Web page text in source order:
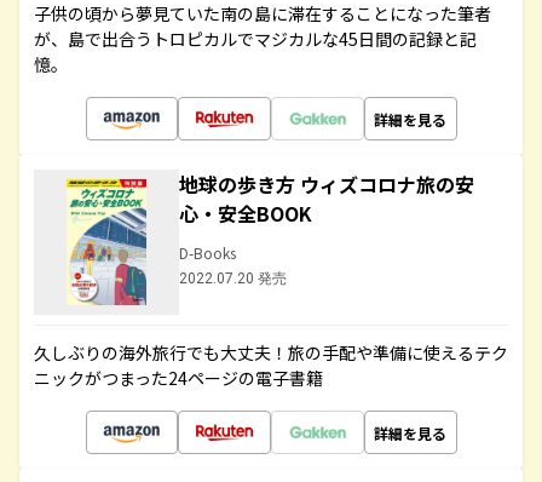
子供の頃から夢見ていた南の島に滞在することになった筆者
が、島で出合うトロピカルでマジカルな45日間の記録と記
憶。
詳細を見る
地球の歩き方 ウィズコロナ旅の安
心・安全BOOK
D-Books
2022.07.20 発売
久しぶりの海外旅行でも大丈夫！旅の手配や準備に使えるテク
ニックがつまった24ページの電子書籍
詳細を見る